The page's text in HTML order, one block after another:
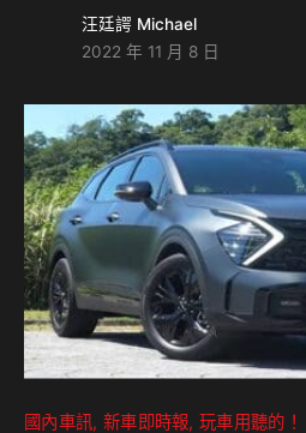
以全新開發的4.4升M TwinPower
為基礎(可輸出489匹馬力及66.3
公斤米扭力，0到100km/h加速僅
250km/h，還可選配M駕駛套件讓
上沒幾台對手了。 除了擁有驚人
汪廷諤 Michael
2022 年 11 月 8 日
國內車訊 新車即時報 玩車用聽的！